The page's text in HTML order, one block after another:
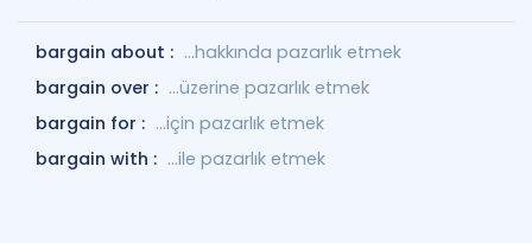
bargain about : ...hakkında pazarlık etmek
bargain over : ...üzerine pazarlık etmek
bargain for : ...için pazarlık etmek
bargain with : ...ile pazarlık etmek